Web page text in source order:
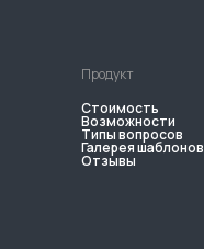
Продукт
Стоимость
Возможности
Типы вопросов
Галерея шаблонов
Отзывы